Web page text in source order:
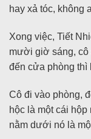
hay xả tóc, không
Xong việc, Tiết
mười giờ sáng, cô
đến cửa phòng thì
Cô đi vào phòng,
hộc là một cái
nằm dưới nó là